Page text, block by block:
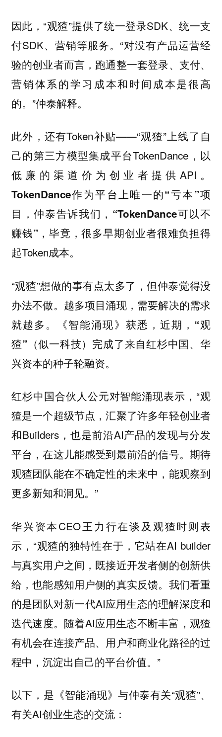
因此，“观猹”提供了统一登录SDK、统一支
付SDK、营销等服务。“对没有产品运营经
验的创业者而言，跑通整一套登录、支付、
营销体系的学习成本和时间成本是很高
的。”仲泰解释。
此外，还有Token补贴——“观猹”上线了自
己的第三方模型集成平台TokenDance，以
低廉的渠道价为创业者提供API。
TokenDance作为平台上唯一的“亏本”项
目，仲泰告诉我们，“TokenDance可以不
赚钱” ，毕竟，很多早期创业者很难负担得
起Token成本。
“观猹”想做的事有点太多了，但仲泰觉得没
办法不做。越多项目涌现，需要解决的需求
就越多。《智能涌现》获悉，近期， “观
猹”（似一科技）完成了来自红杉中国、华
兴资本的种子轮融资。
红杉中国合伙人公元对智能涌现表示，“观
猹是一个超级节点，汇聚了许多年轻创业者
和Builders，也是前沿AI产品的发现与分发
平台，在这儿能感受到最前沿的信号。期待
观猹团队能在不确定性的未来中，能观察到
更多新知和洞见。”
华兴资本CEO王力行在谈及观猹时则表
示，“观猹的独特性在于，它站在AI builder
与真实用户之间，既接近开发者侧的创新供
给，也能感知用户侧的真实反馈。我们看重
的是团队对新一代AI应用生态的理解深度和
迭代速度。随着AI应用生态不断丰富，观猹
有机会在连接产品、用户和商业化路径的过
程中，沉淀出自己的平台价值。”
以下，是《智能涌现》与仲泰有关“观猹”、
有关AI创业生态的交流：